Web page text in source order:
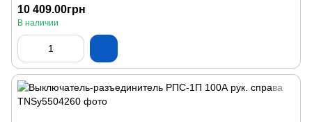
10 409.00грн
В наличии